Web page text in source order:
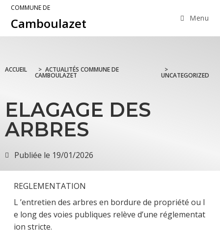
COMMUNE DE
Camboulazet Menu
ACCUEIL > ACTUALITÉS COMMUNE DE
CAMBOULAZET
>
UNCATEGORIZED
ELAGAGE DES
ARBRES
Publiée le 19/01/2026
REGLEMENTATION
L ’entretien des arbres en bordure de propriété ou l
e long des voies publiques relève d’une réglementat
ion stricte.